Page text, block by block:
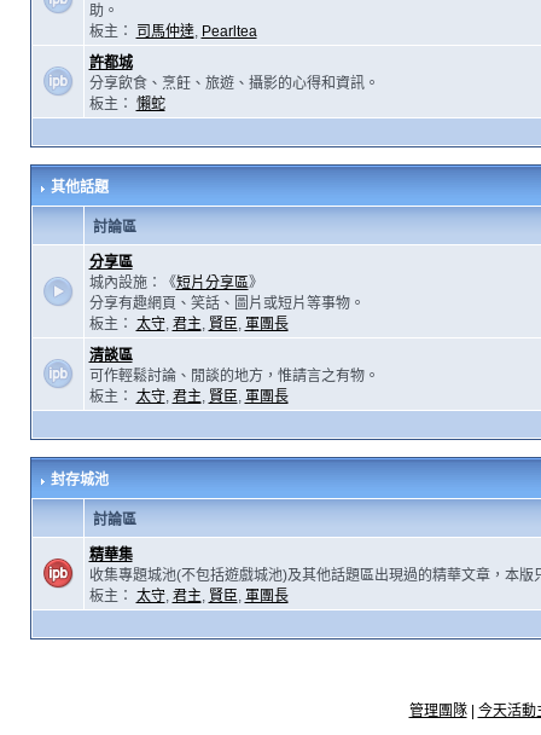
助。
板主：
司馬仲達, Pearltea
許都城
分享飲食、烹飪、旅遊、攝影的心得和資訊。
板主： 懶蛇
其他話題
討論區
分享區
城內設施：《短片分享區》
分享有趣網頁、笑話、圖片或短片等事物。
板主： 太守, 君主, 賢臣, 軍團長
清談區
可作輕鬆討論、閒談的地方，惟請言之有物。
板主： 太守, 君主, 賢臣, 軍團長
封存城池
討論區
精華集
收集專題城池(不包括遊戲城池)及其他話題區出現過的精華文章，本版
板主： 太守, 君主, 賢臣, 軍團長
管理團隊| 今天活動